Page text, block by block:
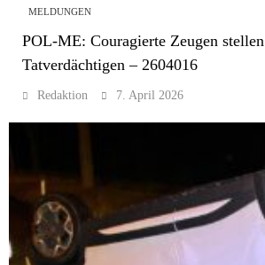
MELDUNGEN
POL-ME: Couragierte Zeugen stellen
Tatverdächtigen – 2604016
Redaktion 7. April 2026